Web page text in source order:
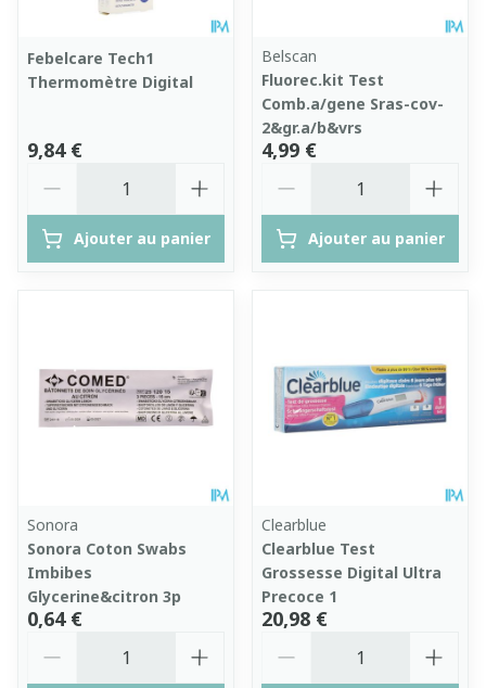
Febelcare Tech1
Thermomètre Digital
9,84 €
Ajouter au panier
Belscan
Fluorec.kit Test
Comb.a/gene Sras-cov-
2&gr.a/b&vrs
4,99 €
Ajouter au panier
Sonora
Sonora Coton Swabs
Imbibes
Glycerine&citron 3p
0,64 €
Clearblue
Clearblue Test
Grossesse Digital Ultra
Precoce 1
20,98 €